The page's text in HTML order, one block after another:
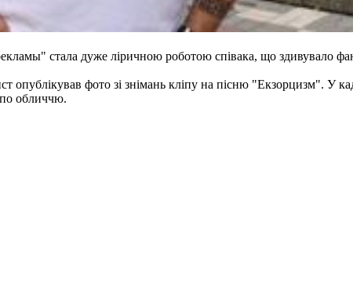
стала дуже ліричною роботою співака, що здивувало
фото зі знімань кліпу на пісню "Екзорцизм". У
по обличчю.